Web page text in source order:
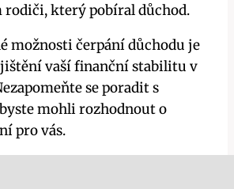
rodiči, který pobíral důchod.
možnosti čerpání důchodu je
vaší finanční stabilitu v
se poradit s
mohli rozhodnout o
pro vás.